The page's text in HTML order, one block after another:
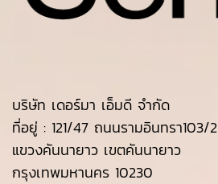
บริษัท เดอร์มา เอ็มดี จำกัด
ที่อยู่ : 121/47 ถนนรามอินทรา103/2
แขวงคันนายาว เขตคันนายาว
กรุงเทพมหานคร 10230